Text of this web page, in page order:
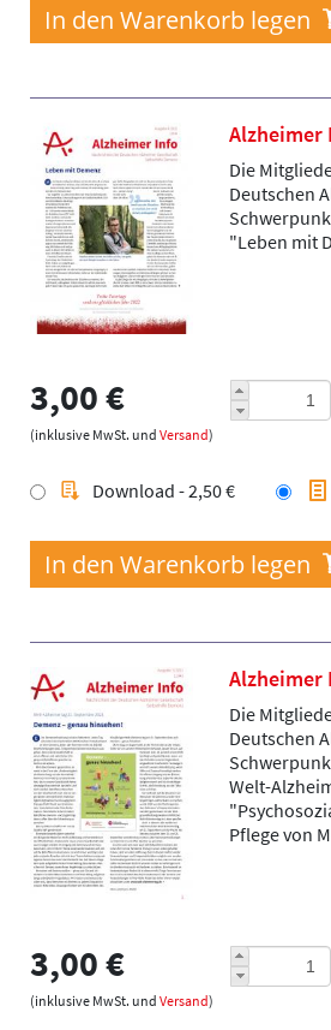
Alzheimer
Die
Deutschen
"Leben mit
3,00 €
(inklusive MwSt. und Versand)
Download - 2,50 €
Alzheimer
Die
Deutschen
Welt-
Pflege von
3,00 €
(inklusive MwSt. und Versand)